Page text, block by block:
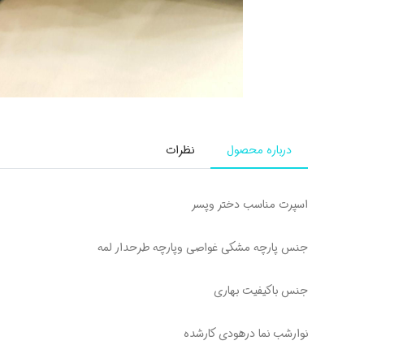
درباره محصول نظرات
اسپرت مناسب دختر وپسر
جنس پارچه مشکی غواصی وپارچه طرحدار لمه
جنس باکیفیت بهاری
نوارشب نما درهودی کارشده